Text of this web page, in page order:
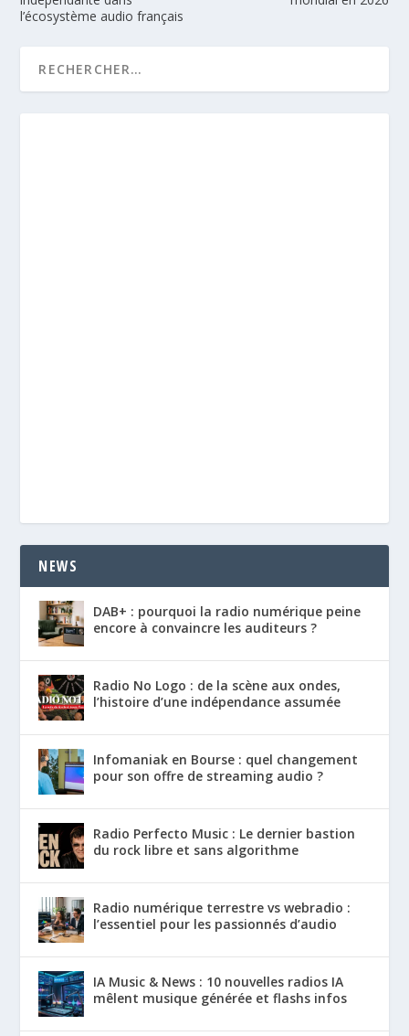
l’écosystème audio français
NEWS
DAB+ : pourquoi la radio numérique peine
encore à convaincre les auditeurs ?
Radio No Logo : de la scène aux ondes,
l’histoire d’une indépendance assumée
Infomaniak en Bourse : quel changement
pour son offre de streaming audio ?
Radio Perfecto Music : Le dernier bastion
du rock libre et sans algorithme
Radio numérique terrestre vs webradio :
l’essentiel pour les passionnés d’audio
IA Music & News : 10 nouvelles radios IA
mêlent musique générée et flashs infos